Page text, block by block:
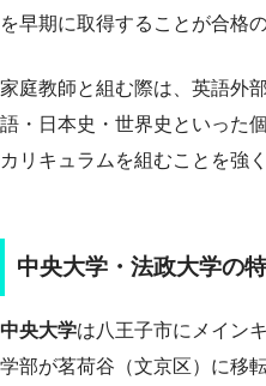
を早期に取得することが合格
家庭教師と組む際は、英語外
語・日本史・世界史といった
カリキュラムを組むことを強
中央大学・法政大学の
中央大学は八王子市にメイン
学部が茗荷谷（文京区）に移